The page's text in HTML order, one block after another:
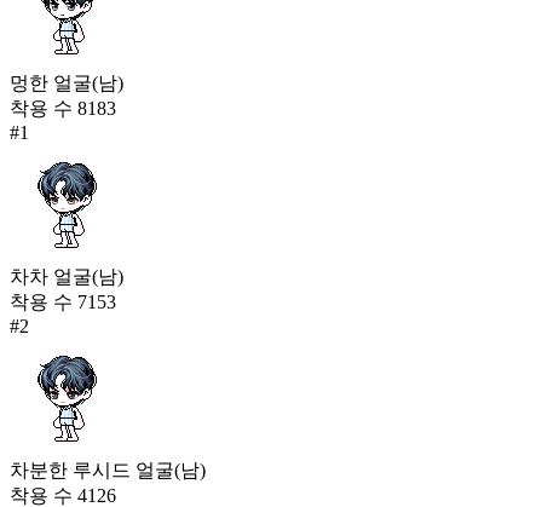
멍한 얼굴(남)
착용 수 8183
#1
차차 얼굴(남)
착용 수 7153
#2
차분한 루시드 얼굴(남)
착용 수 4126